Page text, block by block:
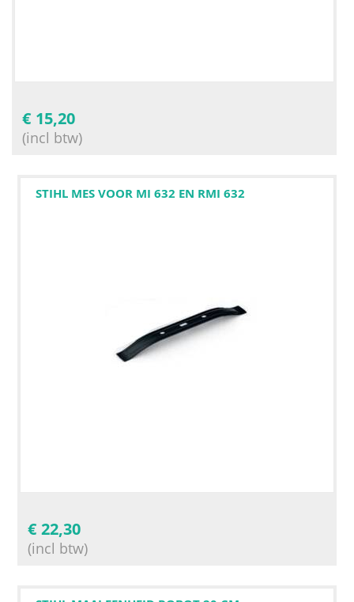
€ 15,20
(incl btw)
STIHL MES VOOR MI 632 EN RMI 632
€ 22,30
(incl btw)